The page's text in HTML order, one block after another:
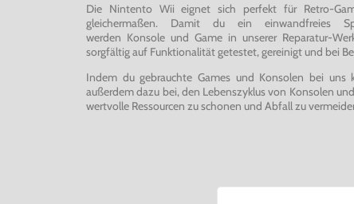
Die Nintento Wii eignet sich perfekt für Retro-
gleichermaßen. Damit du ein einwandfreies
werden Konsole und Game in unserer Reparatur-
sorgfältig auf Funktionalität getestet, gereinigt und bei
Indem du gebrauchte Games und Konsolen bei uns
außerdem dazu bei, den Lebenszyklus von Konsolen
wertvolle Ressourcen zu schonen und Abfall zu